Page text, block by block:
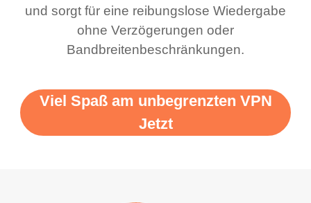
und sorgt für eine reibungslose Wiedergabe
ohne Verzögerungen oder
Bandbreitenbeschränkungen.
Viel Spaß am unbegrenzten VPN
Jetzt